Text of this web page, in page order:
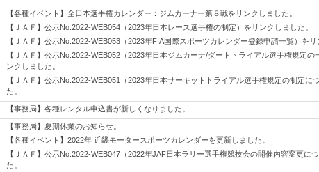
【各種イベント】全日本選手権カレンダー：ジムカーナー第８戦をリンクしました。
【ＪＡＦ】公示No.2022-WEB054（2023年日本レース選手権の制定）をリンクしました。
【ＪＡＦ】公示No.2022-WEB053（2023年FIA国際スポーツカレンダー登録申請一覧）をリ
【ＪＡＦ】公示No.2022-WEB052（2023年日本ジムカーナ/ダートトライアル選手権規定の
ンクしました。
【ＪＡＦ】公示No.2022-WEB051（2023年日本サーキットトライアル選手権規定の制定に
た。
【事務局】各種レンタル申込書が新しくなりました。
【事務局】夏期休業のお知らせ。
【各種イベント】2022年 近畿モータースポーツカレンダーを更新しました。
【ＪＡＦ】公示No.2022-WEB047（2022年JAF日本ラリー選手権競技会の開催内容変更に
た。